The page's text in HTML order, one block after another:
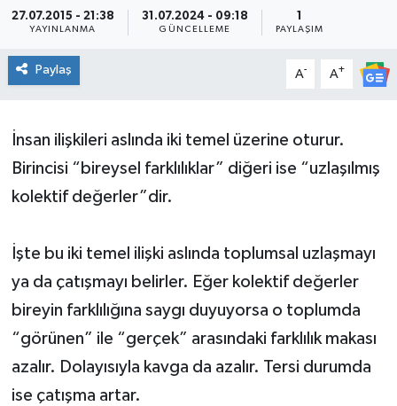
27.07.2015 - 21:38
YAYINLANMA
31.07.2024 - 09:18
GÜNCELLEME PAYLAŞIM
Paylaş A- A+
İnsan ilişkileri aslında iki temel üzerine oturur.
Birincisi “bireysel farklılıklar” diğeri ise “uzlaşılmış
kolektif değerler”dir.
İşte bu iki temel ilişki aslında toplumsal uzlaşmayı
ya da çatışmayı belirler. Eğer kolektif değerler
bireyin farklılığına saygı duyuyorsa o toplumda
“görünen” ile “gerçek” arasındaki farklılık makası
azalır. Dolayısıyla kavga da azalır. Tersi durumda
ise çatışma artar.
Tüm Manşetler
Son Dakika Haberleri